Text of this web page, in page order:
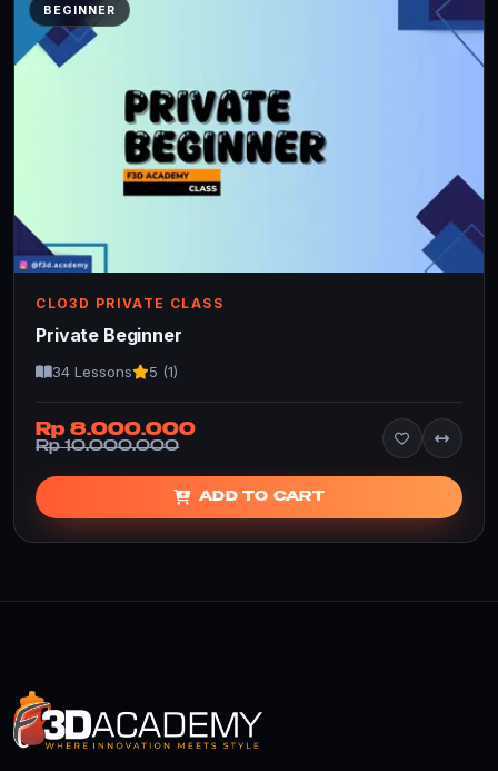
BEGINNER
CLO3D PRIVATE CLASS
Private Beginner
34 Lessons 5 (1)
Rp 8.000.000
Rp 10.000.000
ADD TO CART